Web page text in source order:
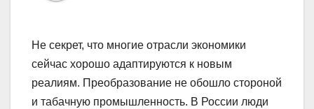
Не секрет, что многие отрасли экономики
сейчас хорошо адаптируются к новым
реалиям. Преобразование не обошло стороной
и табачную промышленность. В России люди